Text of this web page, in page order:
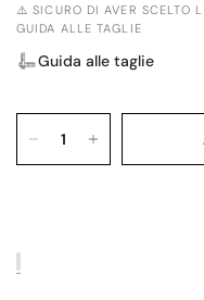
⚠️ SICURO DI AVER SCELTO
GUIDA ALLE TAGLIE
Guida alle taglie